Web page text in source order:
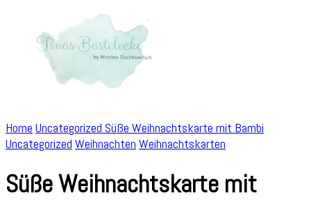
Home Uncategorized Süße Weihnachtskarte mit Bambi
Uncategorized Weihnachten Weihnachtskarten
Süße Weihnachtskarte mit